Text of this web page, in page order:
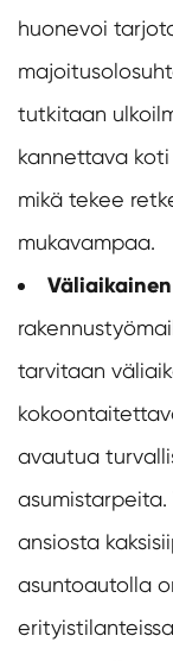
huonevoi
tutkitaan
kannettava
mikä tekee
mukavampaa.
tarvitaan
avautua
ansiosta
asuntoautolla